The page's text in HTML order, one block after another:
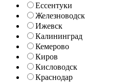
Ессентуки
Железноводск
Ижевск
Калининград
Кемерово
Киров
Кисловодск
Краснодар